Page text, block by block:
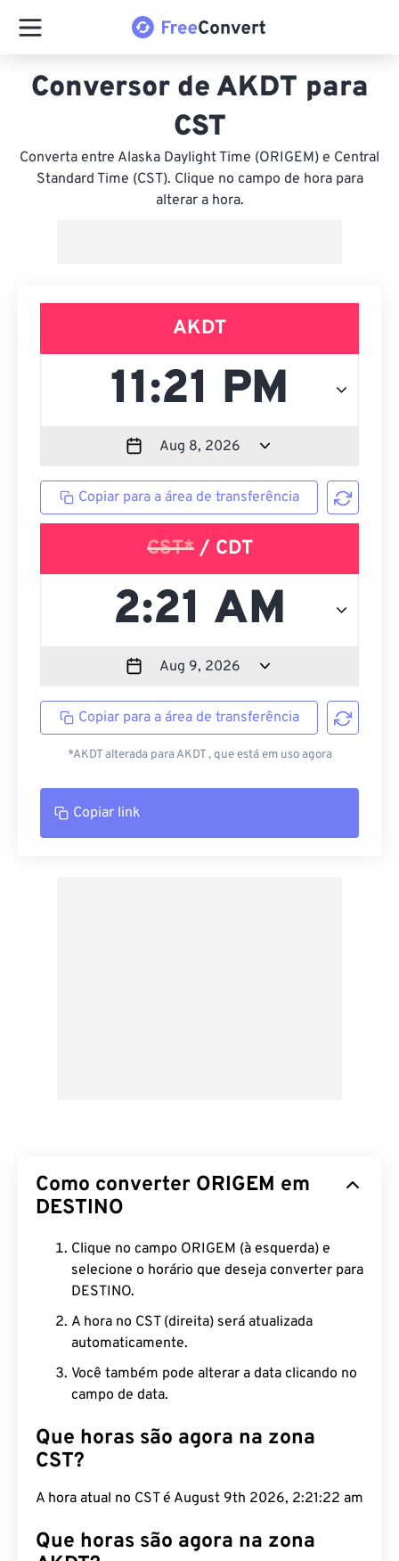
Conversor de AKDT para
CST
Converta entre Alaska Daylight Time (ORIGEM) e Central
Standard Time (CST). Clique no campo de hora para
alterar a hora.
AKDT
Copiar para a área de transferência
CST*/ CDT
Copiar para a área de transferência
*AKDT alterada para AKDT , que está em uso agora
Copiar link
Como converter ORIGEM em
DESTINO
Clique no campo ORIGEM (à esquerda) e
selecione o horário que deseja converter para
DESTINO.
A hora no CST (direita) será atualizada
automaticamente.
Você também pode alterar a data clicando no
campo de data.
Que horas são agora na zona
CST?
A hora atual no CST é August 9th 2026, 2:21:23 am
Que horas são agora na zona